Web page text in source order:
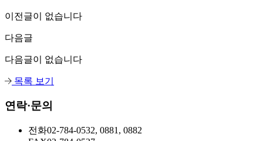
이전글이 없습니다
다음글
다음글이 없습니다
목록 보기
연락·문의
전화02-784-0532, 0881, 0882